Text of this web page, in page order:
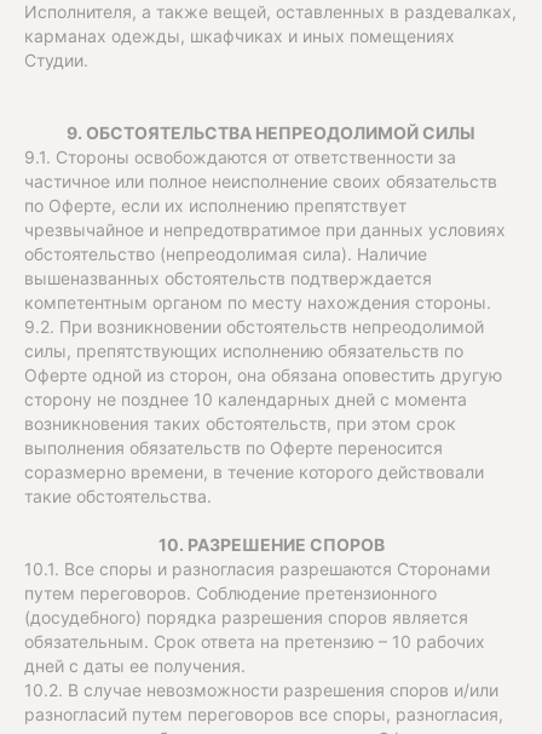
Исполнителя, а также вещей, оставленных в раздевалках,
карманах одежды, шкафчиках и иных помещениях
Студии.
9. ОБСТОЯТЕЛЬСТВА НЕПРЕОДОЛИМОЙ СИЛЫ
9.1. Стороны освобождаются от ответственности за
частичное или полное неисполнение своих обязательств
по Оферте, если их исполнению препятствует
чрезвычайное и непредотвратимое при данных условиях
обстоятельство (непреодолимая сила). Наличие
вышеназванных обстоятельств подтверждается
компетентным органом по месту нахождения стороны.
9.2. При возникновении обстоятельств непреодолимой
силы, препятствующих исполнению обязательств по
Оферте одной из сторон, она обязана оповестить другую
сторону не позднее 10 календарных дней с момента
возникновения таких обстоятельств, при этом срок
выполнения обязательств по Оферте переносится
соразмерно времени, в течение которого действовали
такие обстоятельства.
10. РАЗРЕШЕНИЕ СПОРОВ
10.1. Все споры и разногласия разрешаются Сторонами
путем переговоров. Соблюдение претензионного
(досудебного) порядка разрешения споров является
обязательным. Срок ответа на претензию – 10 рабочих
дней с даты ее получения.
10.2. В случае невозможности разрешения споров и/или
разногласий путем переговоров все споры, разногласия,